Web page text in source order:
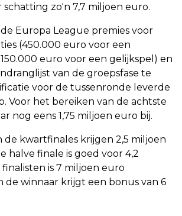
schatting zo'n 7,7 miljoen euro.
Europa League premies voor
(450.000 euro voor een
euro voor een gelijkspel) en
van de groepsfase te
voor de tussenronde leverde
Voor het bereiken van de achtste
nog eens 1,75 miljoen euro bij.
de kwartfinales krijgen 2,5 miljoen
halve finale is goed voor 4,2
is 7 miljoen euro
de winnaar krijgt een bonus van 6